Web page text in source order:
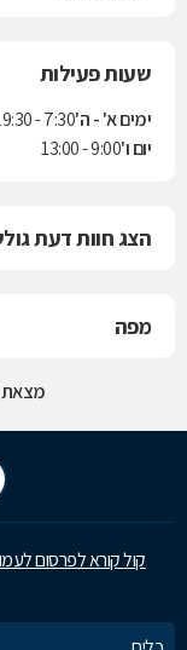
שעות פעילות
ימים א' - ה'7:30 - 19:30
יום ו'9:00 - 13:00
הצג חוות דעת
מפה
מצאת
קול קורא לפרסום